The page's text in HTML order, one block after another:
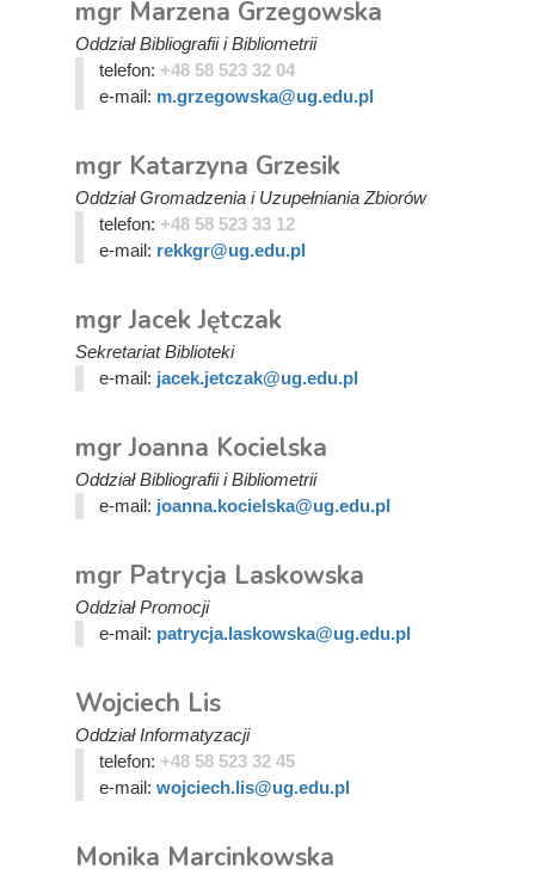
mgr Marzena Grzegowska
Oddział Bibliografii i Bibliometrii
telefon: +48 58 523 32 04
e-mail: m.grzegowska@ug.edu.pl
mgr Katarzyna Grzesik
Oddział Gromadzenia i Uzupełniania Zbiorów
telefon: +48 58 523 33 12
e-mail: rekkgr@ug.edu.pl
mgr Jacek Jętczak
Sekretariat Biblioteki
e-mail: jacek.jetczak@ug.edu.pl
mgr Joanna Kocielska
Oddział Bibliografii i Bibliometrii
e-mail: joanna.kocielska@ug.edu.pl
mgr Patrycja Laskowska
Oddział Promocji
e-mail: patrycja.laskowska@ug.edu.pl
Wojciech Lis
Oddział Informatyzacji
telefon: +48 58 523 32 45
e-mail: wojciech.lis@ug.edu.pl
Monika Marcinkowska